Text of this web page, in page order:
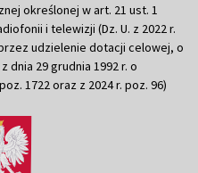
określonej w art. 21 ust. 1
i telewizji (Dz. U. z 2022 r.
udzielenie dotacji celowej, o
dnia 29 grudnia 1992 r. o
1722 oraz z 2024 r. poz. 96)